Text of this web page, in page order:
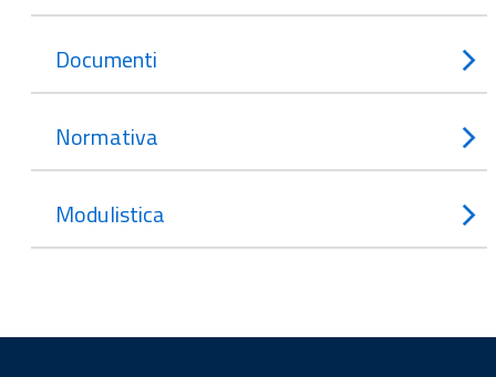
Documenti
Normativa
Modulistica